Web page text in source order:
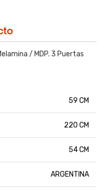
/ MDP. 3 Puertas
59 CM
220 CM
54 CM
ARGENTINA